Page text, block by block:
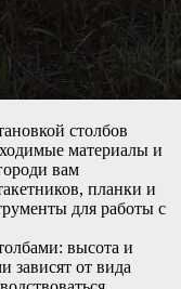
столбов
материалы и
вам
планки и
для работы с
высота и
зависят от вида